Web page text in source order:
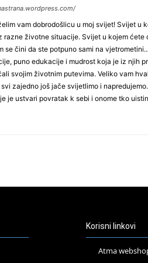
vam dobrodošlicu u moj svijet! Svijet u
razne životne situacije. Svijet u kojem ćete
se čini da ste potpuno sami na
puno edukacije i mudrost koja je iz njih
svojim životnim putevima. Veliko vam
zajedno još jače svijetlimo i
je ustvari povratak k sebi i onome tko
Korisni linkovi
Atma